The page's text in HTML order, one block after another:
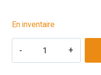
En inventaire